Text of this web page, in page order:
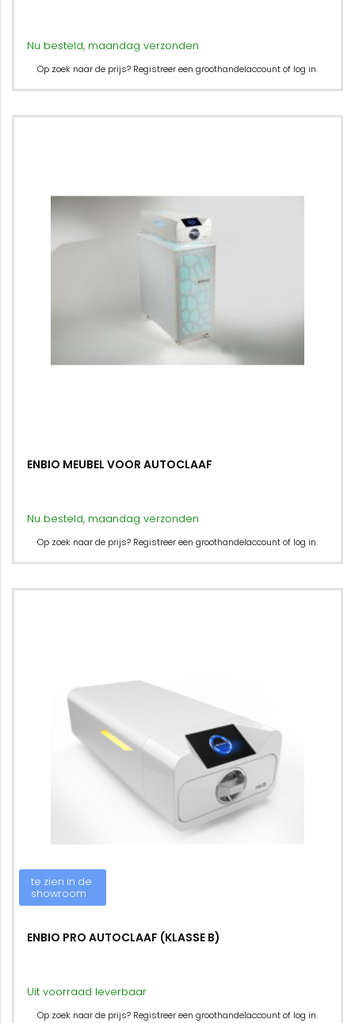
Nu besteld, maandag verzonden
Op zoek naar de prijs? Registreer een groothandelaccount of log in.
ENBIO MEUBEL VOOR AUTOCLAAF
Nu besteld, maandag verzonden
Op zoek naar de prijs? Registreer een groothandelaccount of log in.
te zien in de
showroom
ENBIO PRO AUTOCLAAF (KLASSE B)
Uit voorraad leverbaar
Op zoek naar de prijs? Registreer een groothandelaccount of log in.